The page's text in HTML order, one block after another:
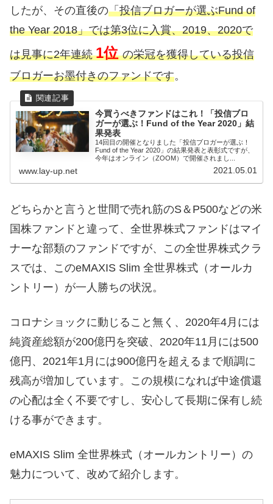
したが、その直後の「投信ブロガーが選ぶFund of
the Year 2018」では第3位に入賞、2019、2020で
は見事に2年連続1位の栄冠を獲得している投信
ブロガーお墨付きのファンドです。
今買うべきファンドはこれ！「投信ブロ
ガーが選ぶ！Fund of the Year 2020」結
果発表
14回目の開催となりました「投信ブロガーが選ぶ！
Fund of the Year 2020」の結果発表と表彰式ですが、
今年はオンライン（ZOOM）で開催されまし...
www.lay-up.net 2021.05.01
どちらかと言うと世間で売れ筋のS＆P500などの米
国株ファンドと違って、全世界株式ファンドはマイ
ナーな部類のファンドですが、この全世界株式クラ
スでは、このeMAXIS Slim 全世界株式（オールカ
ントリー）が一人勝ちの状況。
コロナショックに動じること無く、2020年4月には
純資産総額が200億円を突破、2020年11月には500
億円、2021年1月には900億円を超えるまで順調に
残高が増加しています。この規模になれば中途償還
の心配は全く不要ですし、安心して長期に保有し続
ける事ができます。
eMAXIS Slim 全世界株式（オールカントリー）の
魅力について、改めて紹介します。